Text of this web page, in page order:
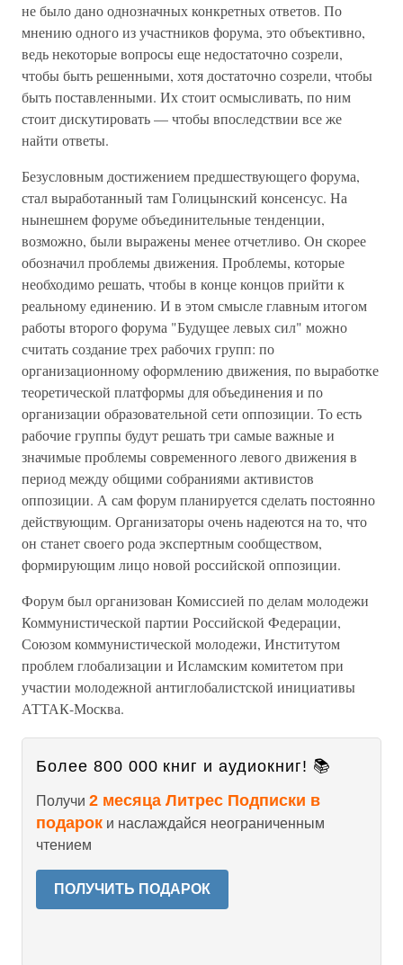
не было дано однозначных конкретных ответов. По
мнению одного из участников форума, это объективно,
ведь некоторые вопросы еще недостаточно созрели,
чтобы быть решенными, хотя достаточно созрели, чтобы
быть поставленными. Их стоит осмысливать, по ним
стоит дискутировать — чтобы впоследствии все же
найти ответы.
Безусловным достижением предшествующего форума,
стал выработанный там Голицынский консенсус. На
нынешнем форуме объединительные тенденции,
возможно, были выражены менее отчетливо. Он скорее
обозначил проблемы движения. Проблемы, которые
необходимо решать, чтобы в конце концов прийти к
реальному единению. И в этом смысле главным итогом
работы второго форума "Будущее левых сил" можно
считать создание трех рабочих групп: по
организационному оформлению движения, по выработке
теоретической платформы для объединения и по
организации образовательной сети оппозиции. То есть
рабочие группы будут решать три самые важные и
значимые проблемы современного левого движения в
период между общими собраниями активистов
оппозиции. А сам форум планируется сделать постоянно
действующим. Организаторы очень надеются на то, что
он станет своего рода экспертным сообществом,
формирующим лицо новой российской оппозиции.
Форум был организован Комиссией по делам молодежи
Коммунистической партии Российской Федерации,
Союзом коммунистической молодежи, Институтом
проблем глобализации и Исламским комитетом при
участии молодежной антиглобалистской инициативы
АТТАК-Москва.
Более 800 000 книг и аудиокниг! 📚
Получи 2 месяца Литрес Подписки в
подарок и наслаждайся неограниченным
чтением
ПОЛУЧИТЬ ПОДАРОК